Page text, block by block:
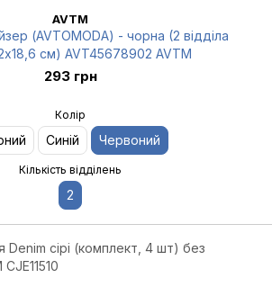
AVTM
(AVTOMODA) - чорна (2 відділа
см) AVT45678902 AVTM
293 грн
Колір
Синій Червоний
Кількість відділень
2